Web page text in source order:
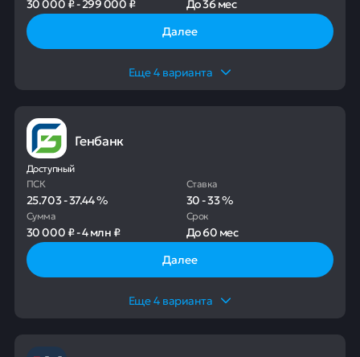
Далее
Еще4 варианта
Генбанк
Доступный
ПСК
25.703-37.44%
Ставка
30-33%
Сумма
30 000 ₽-4 млн ₽
Срок
До60 мес
Далее
Еще4 варианта